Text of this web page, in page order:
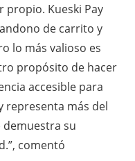
é
x
i
c
o
propio. Kueski Pay
de carrito y
lo más valioso es
propósito de hacer
accesible para
representa más del
demuestra su
comentó